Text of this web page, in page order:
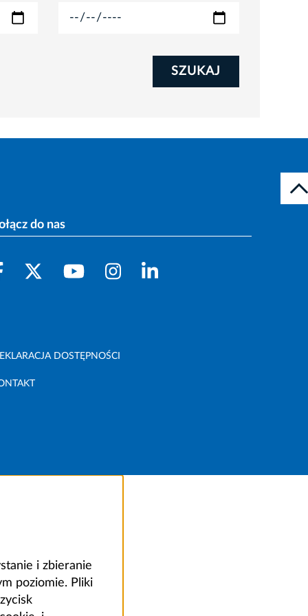
SZUKAJ
do nas
DOSTĘPNOŚCI
i zbieranie
poziomie. Pliki